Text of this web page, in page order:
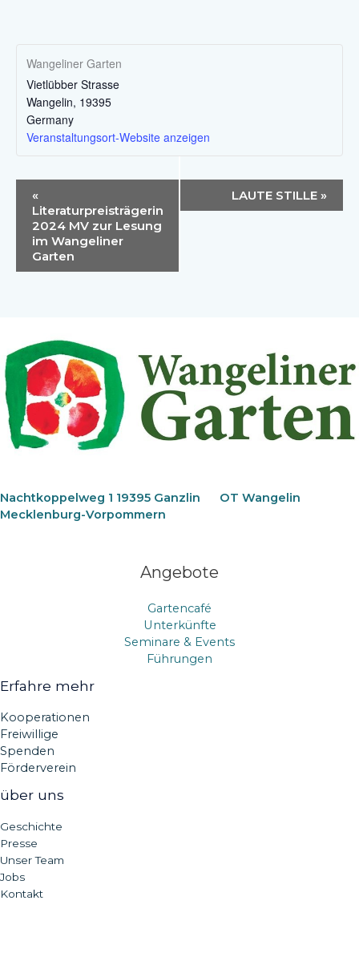
Wangeliner Garten
Vietlübber Strasse
Wangelin, 19395
Germany
Veranstaltungsort-Website anzeigen
Navigation
«
Literaturpreisträgerin
2024 MV zur Lesung
im Wangeliner
Garten
LAUTE STILLE »
Nachtkoppelweg 1 19395 Ganzlin OT Wangelin
Mecklenburg-Vorpommern
Angebote
Gartencafé
Unterkünfte
Seminare & Events
Führungen
Erfahre mehr
Kooperationen
Freiwillige
Spenden
Förderverein
über uns
Geschichte
Presse
Unser Team
Jobs
Kontakt